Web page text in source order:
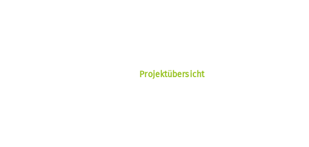
Projektübersicht